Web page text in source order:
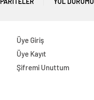
Üye Giriş
Üye Kayıt
Şifremi Unuttum